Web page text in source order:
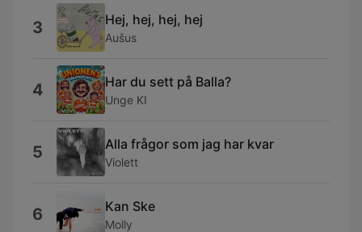
3 Hej, hej, hej, hej
Aušus
4 Har du sett på Balla?
Unge KI
5 Alla frågor som jag har kvar
Violett
6 Kan Ske
Molly